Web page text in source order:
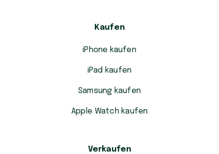
Kaufen
iPhone kaufen
iPad kaufen
Samsung kaufen
Apple Watch kaufen
Verkaufen